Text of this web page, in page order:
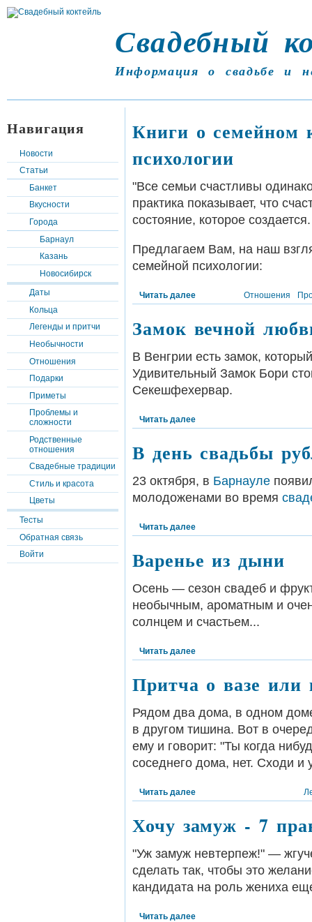
Свадебный
Информация о свадьбе и
Навигация
Новости
Статьи
Банкет
Вкусности
Города
Барнаул
Казань
Новосибирск
Даты
Кольца
Легенды и притчи
Необычности
Отношения
Подарки
Приметы
Проблемы и
сложности
Родственные
отношения
Свадебные традиции
Стиль и красота
Цветы
Тесты
Обратная связь
Войти
Книги о семейном
психологии
"Все семьи счастливы
практика показывает, что
состояние, которое создается.
Предлагаем Вам, на наш
семейной психологии:
Читать далее Отношения
Замок вечной
В Венгрии есть замок,
Удивительный Замок Бори
Секешфехервар.
Читать далее
В день свадьбы
23 октября, в Барнауле
молодоженами во время
Читать далее
Варенье из дыни
Осень — сезон свадеб и
необычным, ароматным и
солнцем и счастьем...
Читать далее
Притча о вазе или
Рядом два дома, в одном
в другом тишина. Вот в
ему и говорит: "Ты когда
соседнего дома, нет. Сходи и
Читать далее
Хочу замуж - 7
"Уж замуж невтерпеж!" —
сделать так, чтобы это
кандидата на роль жениха
Читать далее